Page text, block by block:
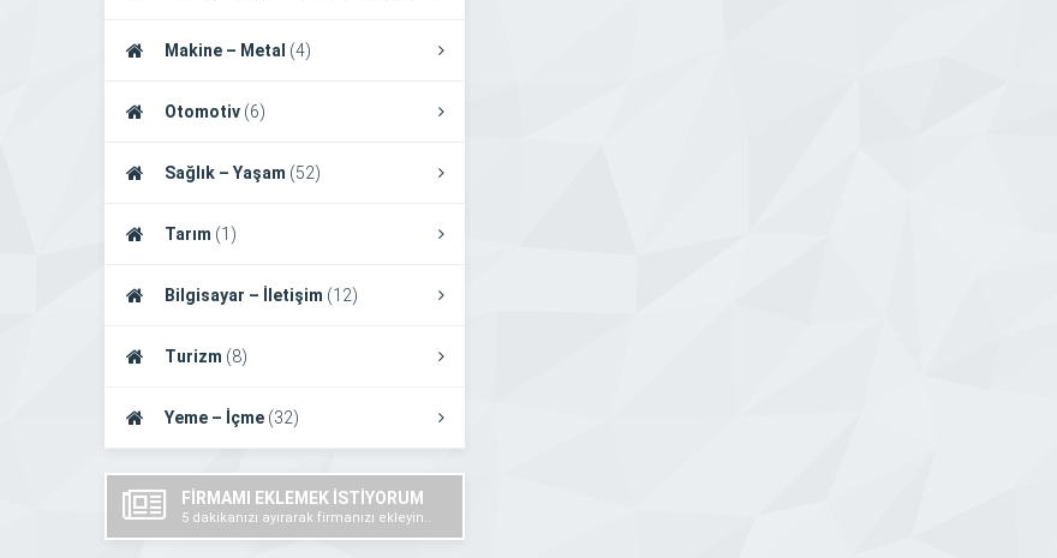
Makine – Metal (4)
Otomotiv (6)
Sağlık – Yaşam (52)
Tarım (1)
Bilgisayar – İletişim (12)
Turizm (8)
Yeme – İçme (32)
FİRMAMI EKLEMEK İSTİYORUM
5 dakikanızı ayırarak firmanızı ekleyin..